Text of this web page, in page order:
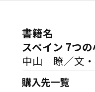
書籍名
スペイン 7つ
中山 瞭／文
購入先一覧